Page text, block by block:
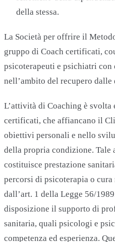
della stessa.
La Società per offrire il
gruppo di Coach certificati,
psicoterapeuti e psichiatri con
nell’ambito del recupero dalle
L’attività di Coaching è svolta
certificati, che affiancano il
obiettivi personali e nello
della propria condizione. Tale
costituisce prestazione
percorsi di psicoterapia o
dall’art. 1 della Legge 56/
disposizione il supporto di
sanitaria, quali psicologi e
competenza ed esperienza.